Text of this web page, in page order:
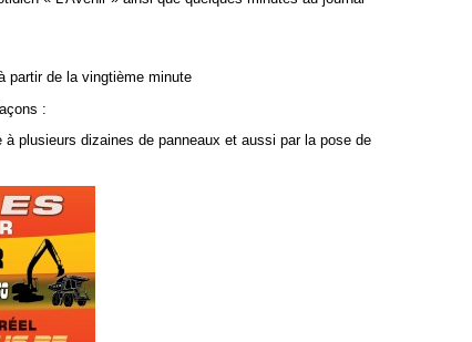
partir de la vingtième minute
:
plusieurs dizaines de panneaux et aussi par la pose de